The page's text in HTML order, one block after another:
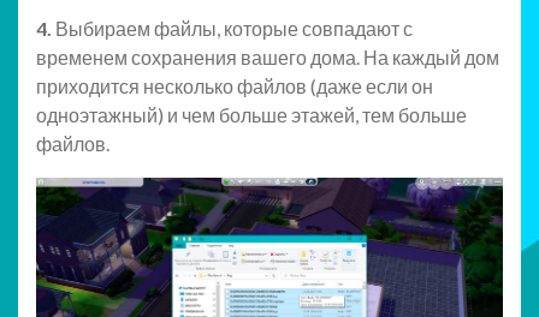
4. Выбираем файлы, которые совпадают с
временем сохранения вашего дома. На каждый дом
приходится несколько файлов (даже если он
одноэтажный) и чем больше этажей, тем больше
файлов.